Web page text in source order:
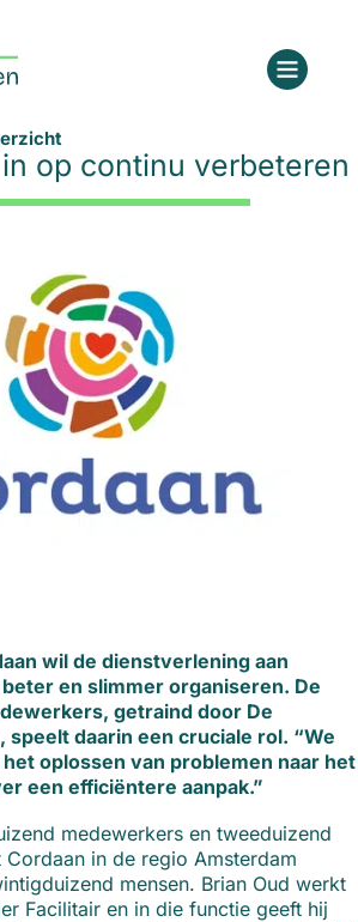
op continu verbeteren
wil de dienstverlening aan
en slimmer organiseren. De
getraind door De
speelt daarin een cruciale rol. “We
oplossen van problemen naar het
een efficiëntere aanpak.”
medewerkers en tweeduizend
in de regio Amsterdam
mensen. Brian Oud werkt
Facilitair en in die functie geeft hij